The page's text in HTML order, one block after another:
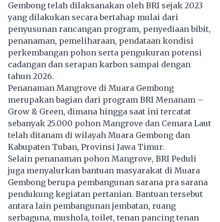
Gembong telah dilaksanakan oleh BRI sejak 2023
yang dilakukan secara bertahap mulai dari
penyusunan rancangan program, penyediaan bibit,
penanaman, pemeliharaan, pendataan kondisi
perkembangan pohon serta pengukuran potensi
cadangan dan serapan karbon sampai dengan
tahun 2026.
Penanaman Mangrove di Muara Gembong
merupakan bagian dari program BRI Menanam –
Grow & Green, dimana hingga saat ini tercatat
sebanyak 25.000 pohon Mangrove dan Cemara Laut
telah ditanam di wilayah Muara Gembong dan
Kabupaten Tuban, Provinsi Jawa Timur.
Selain penanaman pohon Mangrove, BRI Peduli
juga menyalurkan bantuan masyarakat di Muara
Gembong berupa pembangunan sarana pra sarana
pendukung kegiatan pertanian. Bantuan tersebut
antara lain pembangunan jembatan, ruang
serbaguna, mushola, toilet, tenan pancing tenan